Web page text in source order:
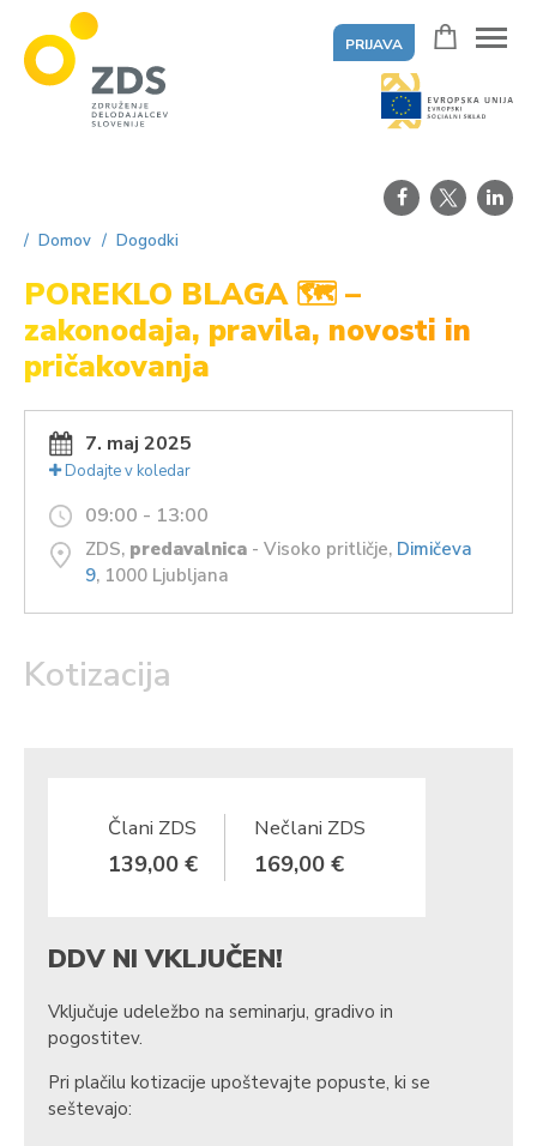
PRIJAVA
Domov Dogodki
POREKLO BLAGA 🗺 –
zakonodaja, pravila, novosti in
pričakovanja
7. maj 2025
Dodajte v koledar
09:00 - 13:00
ZDS, predavalnica - Visoko pritličje, Dimičeva
9, 1000 Ljubljana
Kotizacija
Člani ZDS
139,00 €
Nečlani ZDS
169,00 €
DDV NI VKLJUČEN!
Vključuje udeležbo na seminarju, gradivo in
pogostitev.
Pri plačilu kotizacije upoštevajte popuste, ki se
seštevajo: